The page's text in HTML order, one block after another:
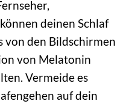
deinen Schlaf
von den Bildschirmen
von Melatonin
Vermeide es
auf dein